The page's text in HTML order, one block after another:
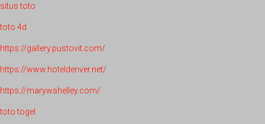
situs toto
toto 4d
https://gallery.pustovit.com/
https://www.hoteldenver.net/
https://marywshelley.com/
toto togel